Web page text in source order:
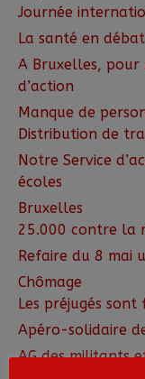
Journée
La santé en
A Bruxelles, pour
d’action
Manque de
Distribution de
Notre Service
écoles
Bruxelles
25.000 contre la
Refaire du 8 mai
Chômage
Les préjugés sont
Apéro-solidaire
AG des militants